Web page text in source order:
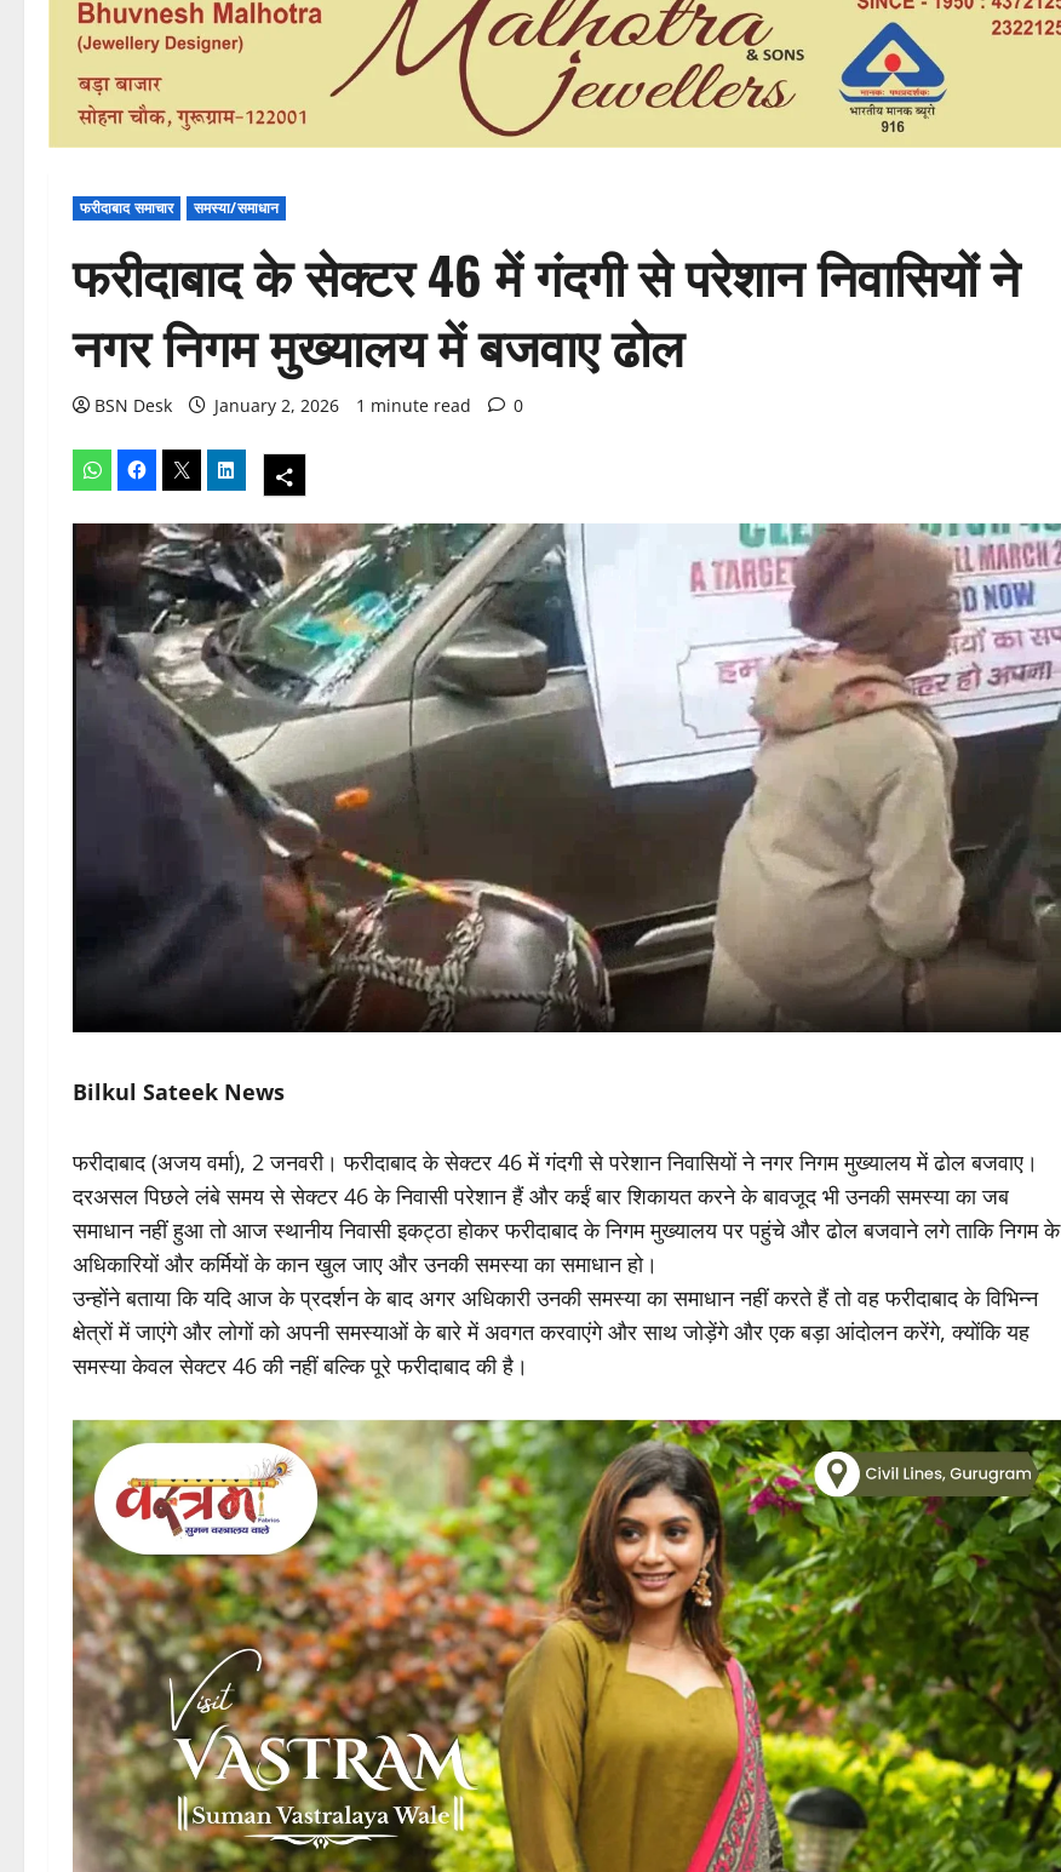
फरीदाबाद समाचार समस्या/समाधान
फरीदाबाद के सेक्टर 46 में गंदगी से परेशान निवासियों ने
नगर निगम मुख्यालय में बजवाए ढोल
BSN Desk January 2, 2026 1 minute read 0
Bilkul Sateek News
फरीदाबाद (अजय वर्मा), 2 जनवरी। फरीदाबाद के सेक्टर 46 में गंदगी से परेशान निवासियों ने नगर निगम मुख्यालय में ढोल बजवाए।
दरअसल पिछले लंबे समय से सेक्टर 46 के निवासी परेशान हैं और कईं बार शिकायत करने के बावजूद भी उनकी समस्या का जब
समाधान नहीं हुआ तो आज स्थानीय निवासी इकट्ठा होकर फरीदाबाद के निगम मुख्यालय पर पहुंचे और ढोल बजवाने लगे ताकि निगम के
अधिकारियों और कर्मियों के कान खुल जाए और उनकी समस्या का समाधान हो।
उन्होंने बताया कि यदि आज के प्रदर्शन के बाद अगर अधिकारी उनकी समस्या का समाधान नहीं करते हैं तो वह फरीदाबाद के विभिन्न
क्षेत्रों में जाएंगे और लोगों को अपनी समस्याओं के बारे में अवगत करवाएंगे और साथ जोड़ेंगे और एक बड़ा आंदोलन करेंगे, क्योंकि यह
समस्या केवल सेक्टर 46 की नहीं बल्कि पूरे फरीदाबाद की है।